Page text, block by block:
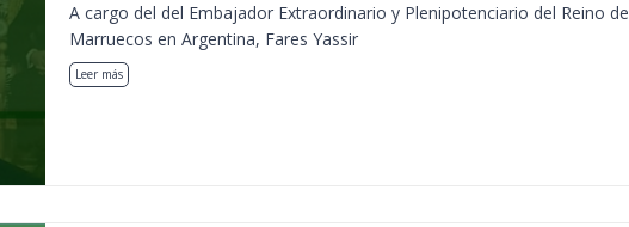
A cargo del del Embajador Extraordinario y Plenipotenciario del Reino de
Marruecos en Argentina, Fares Yassir
Leer más